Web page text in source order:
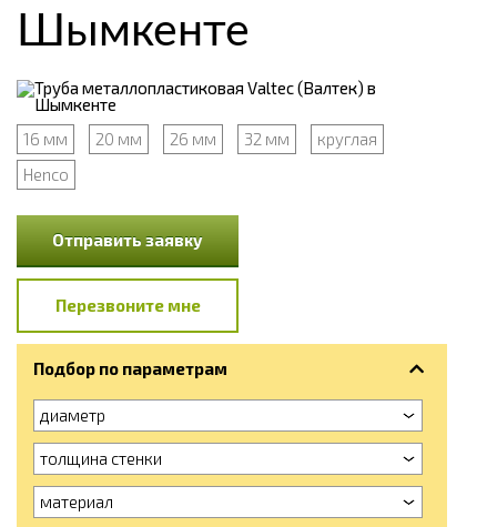
Шымкенте
16 мм 20 мм 26 мм 32 мм
круглая
Henco
Отправить заявку
Перезвоните мне
Подбор по параметрам
диаметр
толщина стенки
материал